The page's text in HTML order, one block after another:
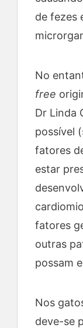
de fezes
No
free
Dr Linda
possível
fatores
estar
fatores
outras
possam
Nos
deve-se